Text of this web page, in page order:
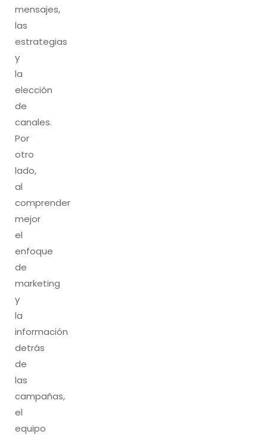
mensajes,
las
estrategias
y
la
elección
de
canales.
Por
otro
lado,
al
comprender
mejor
el
enfoque
de
marketing
y
la
información
detrás
de
las
campañas,
el
equipo